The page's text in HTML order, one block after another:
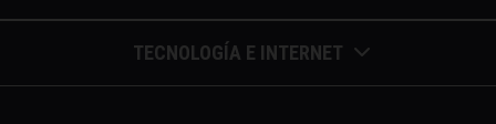
Economía colaborativa
Calendario de eventos
Casos de éxito
TECNOLOGÍA E INTERNET